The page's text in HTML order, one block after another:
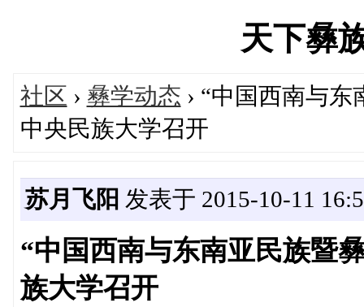
天下彝
社区 › 彝学动态 › “中国西南与
中央民族大学召开
苏月飞阳 发表于 2015-10-11
“中国西南与东南亚民族暨
族大学召开